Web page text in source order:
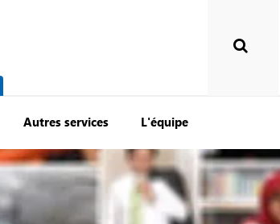
Autres services L'équipe